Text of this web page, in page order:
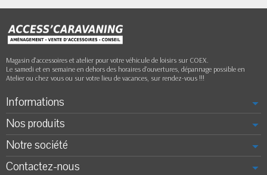
Magasin d'accessoires et atelier pour votre véhicule de loisirs sur COEX.
Le samedi et en semaine en dehors des horaires d'ouvertures, dépannage possible en
Atelier ou chez vous ou sur votre lieu de vacances, sur rendez-vous !!!
Informations
Nos produits
Notre société
Contactez-nous